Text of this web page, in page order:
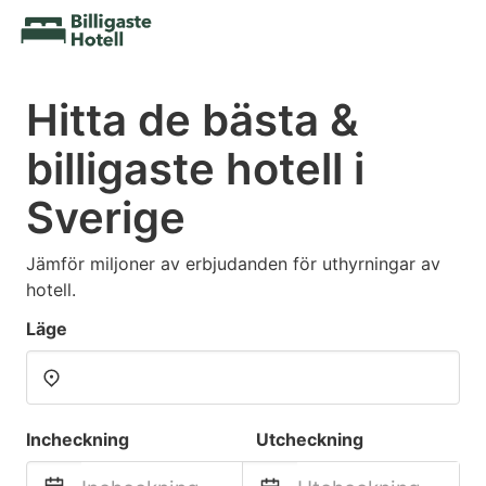
Hitta de bästa &
billigaste hotell i
Sverige
Jämför miljoner av erbjudanden för uthyrningar av
hotell.
Läge
Incheckning Utcheckning